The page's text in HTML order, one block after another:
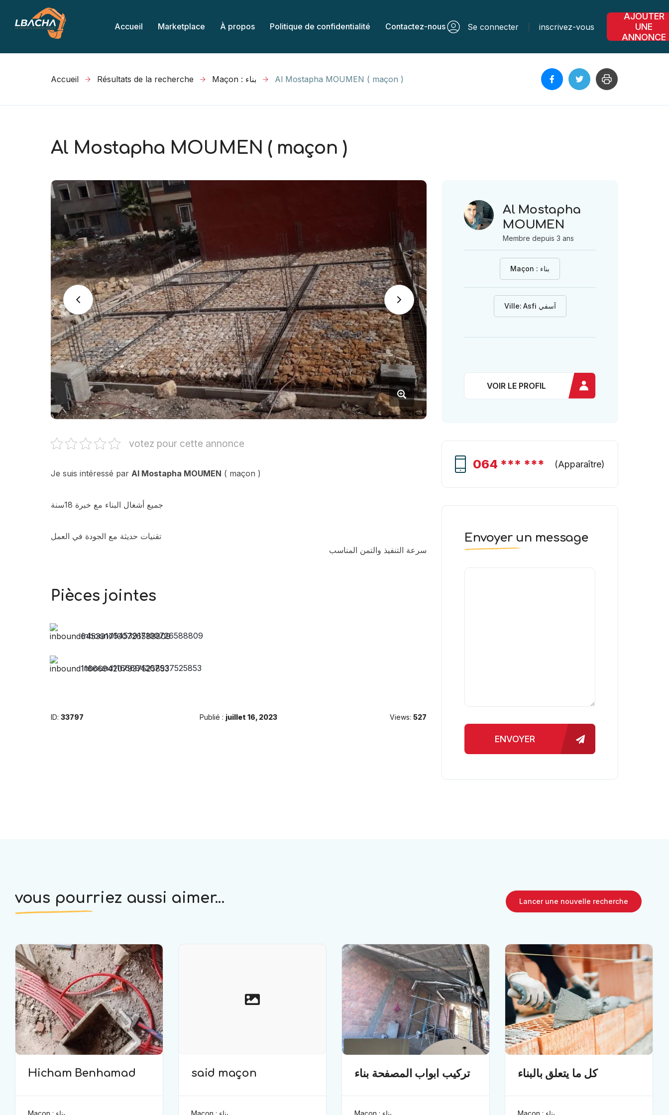
Accueil Marketplace À propos Politique de confidentialité Contactez-nous Se connecter inscrivez-vous
AJOUTER
UNE
ANNONCE
Accueil Résultats de la recherche Maçon : بناء Al Mostapha MOUMEN ( maçon )
Al Mostapha MOUMEN ( maçon )
votez pour cette annonce
Je suis intéressé par Al Mostapha MOUMEN ( maçon )
جميع أشغال البناء مع خبرة 18سنة
تقنيات حديثة مع الجودة في العمل
سرعة التنفيذ والتمن المناسب
Pièces jointes
inbound6453917100726588809
inbound1166694207937525853
ID: 33797 Publié : juillet 16, 2023 Views: 527
Al Mostapha
MOUMEN
Membre depuis 3 ans
Maçon : بناء
Ville: Asfi آسفي
VOIR LE PROFIL
064 *** *** (Apparaître)
Envoyer un message
ENVOYER
vous pourriez aussi aimer... Lancer une nouvelle recherche
Hicham Benhamad said maçon تركيب ابواب المصفحة بناء كل ما يتعلق بالبناء